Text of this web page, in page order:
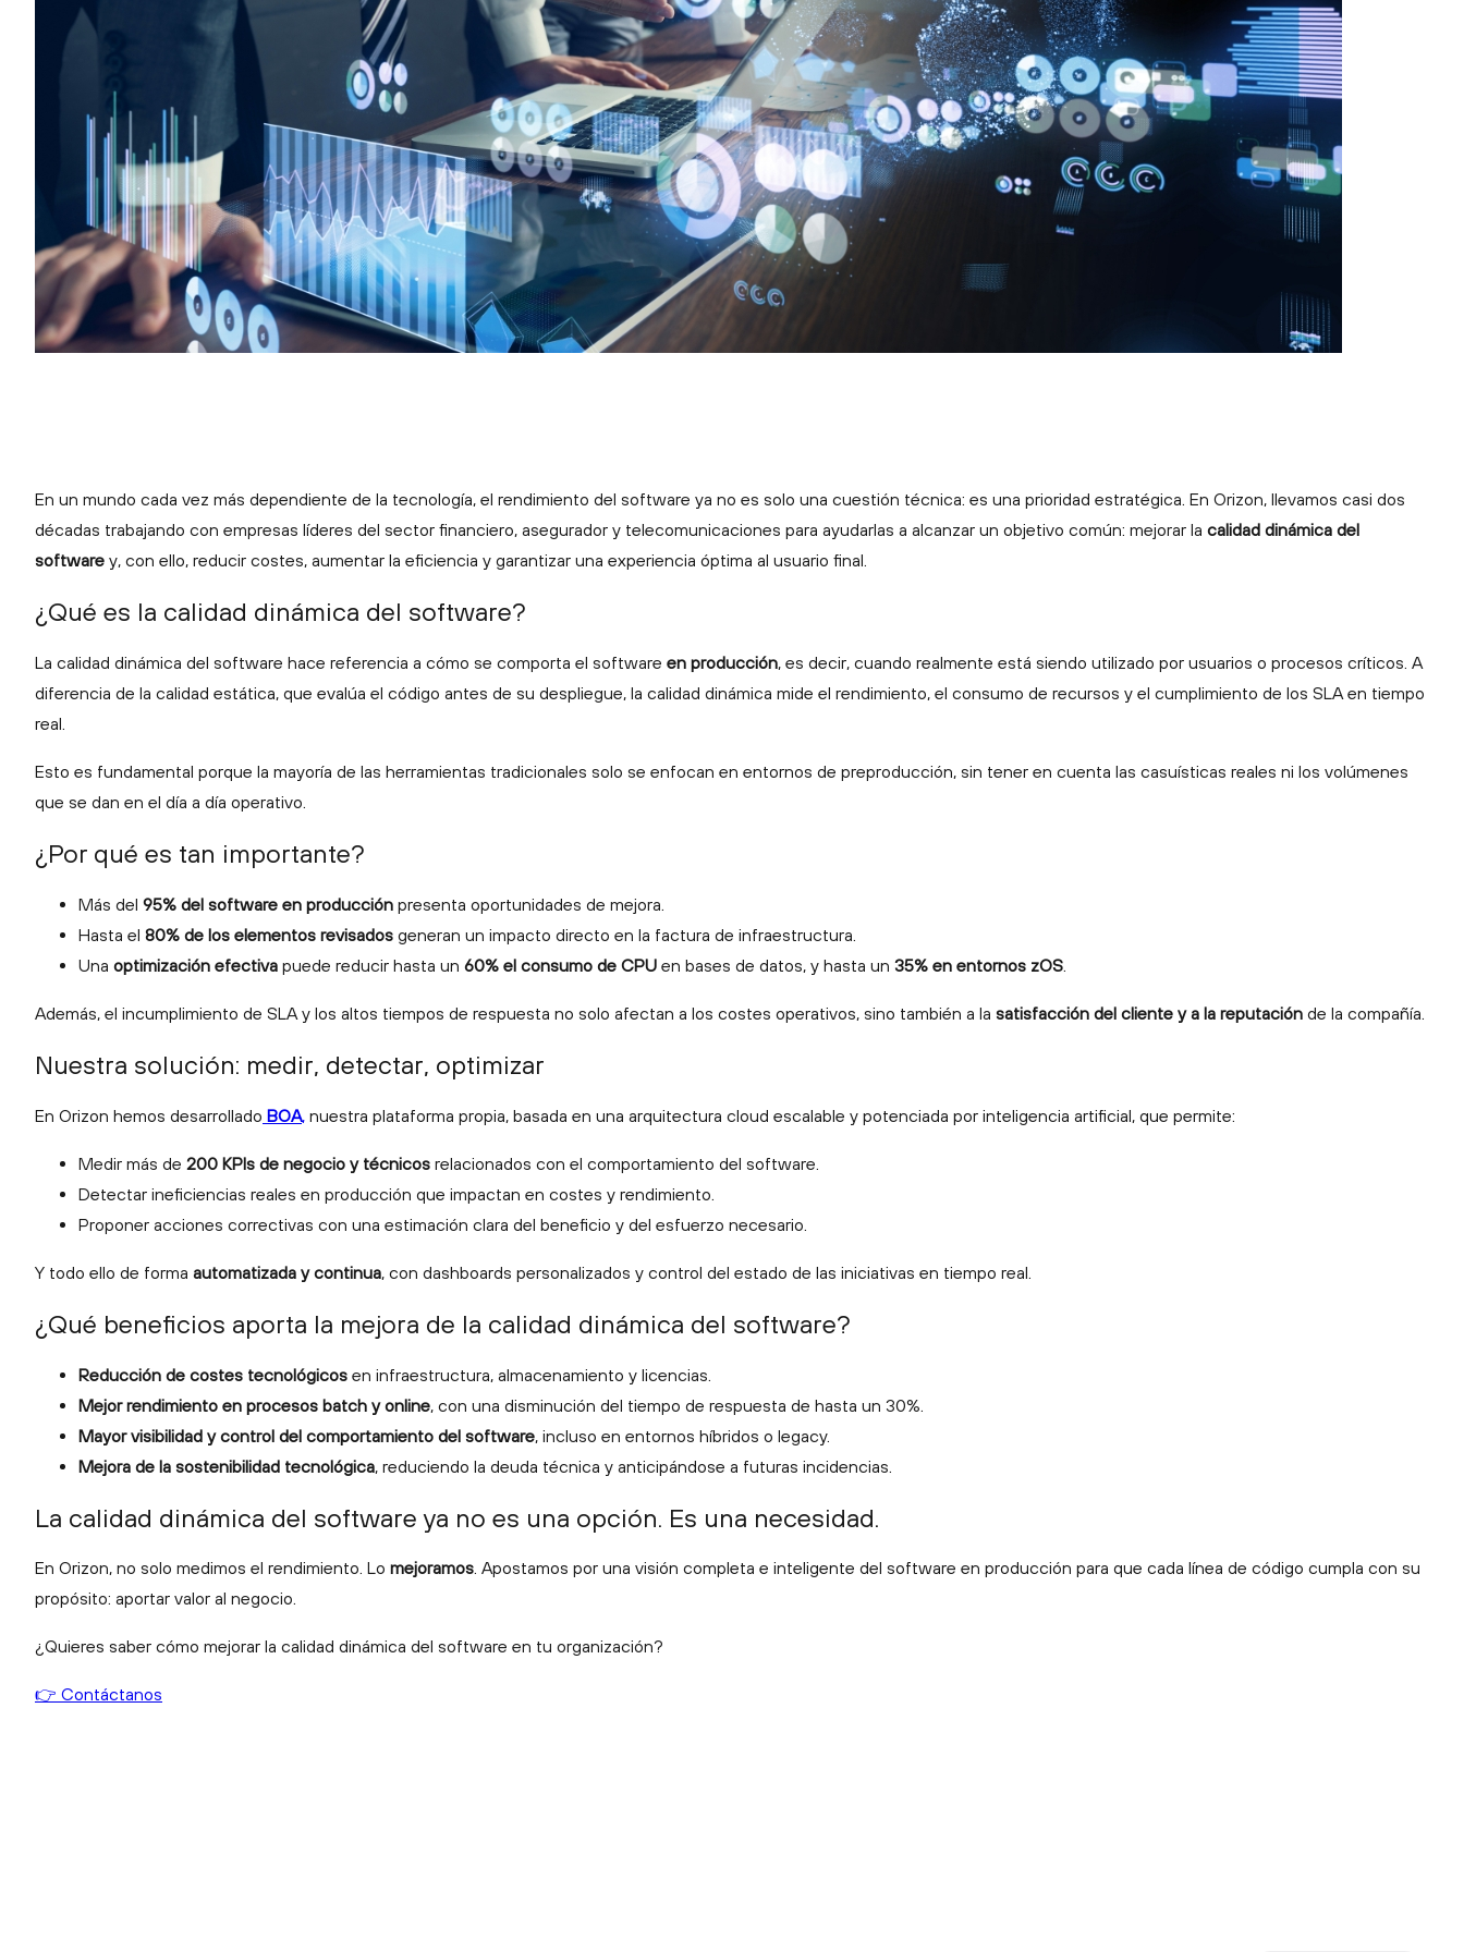
En un mundo cada vez más dependiente de la tecnología, el rendimiento del software ya no es solo una cuestión técnica: es una prioridad estratégica. En Orizon, llevamos casi dos
décadas trabajando con empresas líderes del sector financiero, asegurador y telecomunicaciones para ayudarlas a alcanzar un objetivo común: mejorar la calidad dinámica del
software y, con ello, reducir costes, aumentar la eficiencia y garantizar una experiencia óptima al usuario final.
¿Qué es la calidad dinámica del software?
La calidad dinámica del software hace referencia a cómo se comporta el software en producción, es decir, cuando realmente está siendo utilizado por usuarios o procesos críticos. A
diferencia de la calidad estática, que evalúa el código antes de su despliegue, la calidad dinámica mide el rendimiento, el consumo de recursos y el cumplimiento de los SLA en tiempo
real.
Esto es fundamental porque la mayoría de las herramientas tradicionales solo se enfocan en entornos de preproducción, sin tener en cuenta las casuísticas reales ni los volúmenes
que se dan en el día a día operativo.
¿Por qué es tan importante?
Más del 95% del software en producción presenta oportunidades de mejora.
Hasta el 80% de los elementos revisados generan un impacto directo en la factura de infraestructura.
Una optimización efectiva puede reducir hasta un 60% el consumo de CPU en bases de datos, y hasta un 35% en entornos zOS
Además, el incumplimiento de SLA y los altos tiempos de respuesta no solo afectan a los costes operativos, sino también a la satisfacción del cliente y a la reputación de la compañía.
Nuestra solución: medir, detectar, optimizar
En Orizon hemos desarrollado BOA, nuestra plataforma propia, basada en una arquitectura cloud escalable y potenciada por inteligencia artificial, que permite:
Medir más de 200 KPIs de negocio y técnicos relacionados con el comportamiento del software.
Detectar ineficiencias reales en producción que impactan en costes y rendimiento.
Proponer acciones correctivas con una estimación clara del beneficio y del esfuerzo necesario.
Y todo ello de forma automatizada y continua, con dashboards personalizados y control del estado de las iniciativas en tiempo real.
¿Qué beneficios aporta la mejora de la calidad dinámica del software?
Reducción de costes tecnológicos en infraestructura, almacenamiento y licencias.
Mejor rendimiento en procesos batch y online, con una disminución del tiempo de respuesta de hasta un 30%.
Mayor visibilidad y control del comportamiento del software, incluso en entornos híbridos o legacy.
Mejora de la sostenibilidad tecnológica, reduciendo la deuda técnica y anticipándose a futuras incidencias.
La calidad dinámica del software ya no es una opción. Es una necesidad.
En Orizon, no solo medimos el rendimiento. Lo mejoramos . Apostamos por una visión completa e inteligente del software en producción para que cada línea de código cumpla con su
propósito: aportar valor al negocio.
¿Quieres saber cómo mejorar la calidad dinámica del software en tu organización?
👉 Contáctanos